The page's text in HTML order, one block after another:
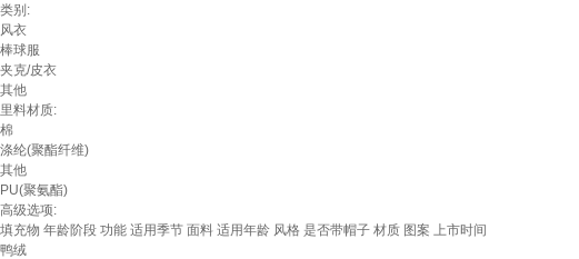
类别:
风衣
棒球服
夹克/皮衣
其他
里料材质:
棉
涤纶(聚酯纤维)
其他
PU(聚氨酯)
高级选项:
填充物 年龄阶段 功能 适用季节 面料 适用年龄 风格 是否带帽子 材质 图案 上市时间
鸭绒